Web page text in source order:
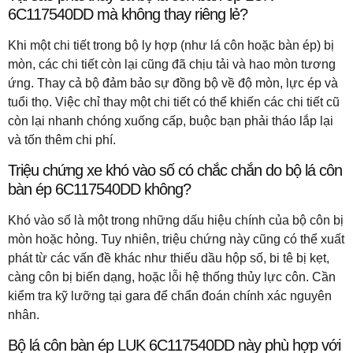
6C117540DD mà không thay riêng lẻ?
Khi một chi tiết trong bộ ly hợp (như lá côn hoặc bàn ép) bị
mòn, các chi tiết còn lại cũng đã chịu tải và hao mòn tương
ứng. Thay cả bộ đảm bảo sự đồng bộ về độ mòn, lực ép và
tuổi thọ. Việc chỉ thay một chi tiết có thể khiến các chi tiết cũ
còn lại nhanh chóng xuống cấp, buộc bạn phải tháo lắp lại
và tốn thêm chi phí.
Triệu chứng xe khó vào số có chắc chắn do bộ lá côn
bàn ép 6C117540DD không?
Khó vào số là một trong những dấu hiệu chính của bộ côn bị
mòn hoặc hỏng. Tuy nhiên, triệu chứng này cũng có thể xuất
phát từ các vấn đề khác như thiếu dầu hộp số, bi tê bị kẹt,
càng côn bị biến dạng, hoặc lỗi hệ thống thủy lực côn. Cần
kiểm tra kỹ lưỡng tại gara để chẩn đoán chính xác nguyên
nhân.
Bộ lá côn bàn ép LUK 6C117540DD này phù hợp với